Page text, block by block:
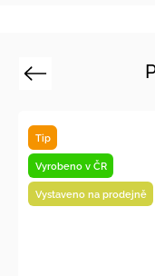
Previous
Tip
Vyrobeno v ČR
Vystaveno na prodejně